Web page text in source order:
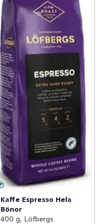
Kaffe Espresso Hela
Bönor
400 g, Löfbergs